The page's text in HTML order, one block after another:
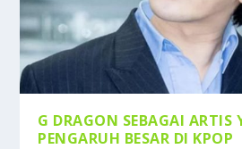
G DRAGON SEBAGAI ARTIS
PENGARUH BESAR DI KPOP